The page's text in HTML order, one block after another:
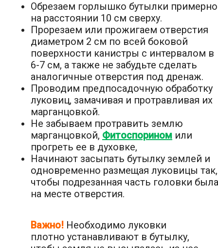
Обрезаем горлышко бутылки примерно
на расстоянии 10 см сверху.
Прорезаем или прожигаем отверстия
диаметром 2 см по всей боковой
поверхности канистры с интервалом в
6-7 см, а также не забудьте сделать
аналогичные отверстия под дренаж.
Проводим предпосадочную обработку
луковиц, замачивая и протравливая их
марганцовкой.
Не забываем протравить землю
марганцовкой, Фитоспорином или
прогреть ее в духовке,
Начинают засыпать бутылку землей и
одновременно размещая луковицы так,
чтобы подрезанная часть головки была
на месте отверстия.
Важно! Необходимо луковки
плотно устанавливают в бутылку,